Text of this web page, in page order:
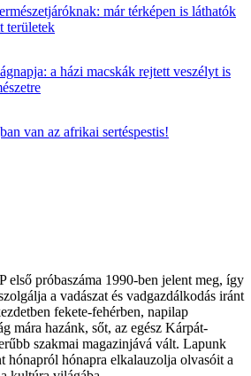
már térképen is láthatók
területek
a házi macskák rejtett veszélyt is
van az afrikai sertéspestis!
próbaszáma 1990-ben jelent meg, így
a vadászat és vadgazdálkodás iránt
fekete-fehérben, napilap
mára hazánk, sőt, az egész Kárpát-
szakmai magazinjává vált. Lapunk
hónapról hónapra elkalauzolja olvasóit a